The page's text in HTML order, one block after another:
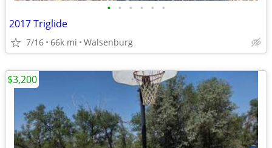
• • • • • •
2017 Triglide
7/16 66k mi Walsenburg
$3,200